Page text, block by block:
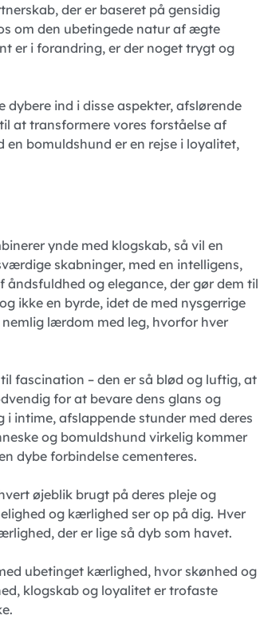
der er baseret på gensidig
om den ubetingede natur af ægte
er i forandring, er der noget trygt og
ind i disse aspekter, afslørende
at transformere vores forståelse af
en bomuldshund er en rejse i loyalitet,
ynde med klogskab, så vil en
skabninger, med en intelligens,
og elegance, der gør dem til
ikke en byrde, idet de med nysgerrige
lærdom med leg, hvorfor hver
fascination – den er så blød og luftig, at
for at bevare dens glans og
intime, afslappende stunder med deres
og bomuldshund virkelig kommer
dybe forbindelse cementeres.
øjeblik brugt på deres pleje og
og kærlighed ser op på dig. Hver
der er lige så dyb som havet.
ubetinget kærlighed, hvor skønhed og
klogskab og loyalitet er trofaste